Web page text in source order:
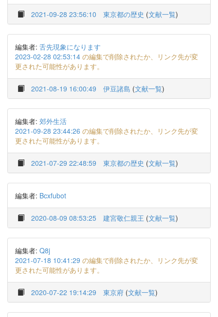
2021-09-28 23:56:10 東京都の歴史 (文献一覧)
編集者: 舌先現象になります
2023-02-28 02:53:14 の編集で削除されたか、リンク先が変
更された可能性があります。
2021-08-19 16:00:49 伊豆諸島 (文献一覧)
編集者: 郊外生活
2021-09-28 23:44:26 の編集で削除されたか、リンク先が変
更された可能性があります。
2021-07-29 22:48:59 東京都の歴史 (文献一覧)
編集者: Bcxfubot
2020-08-09 08:53:25 建宮敬仁親王 (文献一覧)
編集者: Q8j
2021-07-18 10:41:29 の編集で削除されたか、リンク先が変
更された可能性があります。
2020-07-22 19:14:29 東京府 (文献一覧)